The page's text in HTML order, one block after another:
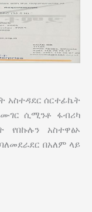
አስተዳደር ሰርተፊኬት
ሙገር ሲሚንቶ ፋብሪካ
የበኩሉን አስተዋፅኦ
በአለም ላይ